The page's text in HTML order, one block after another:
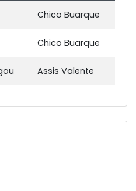
Chico Buarque
Chico Buarque
Assis Valente